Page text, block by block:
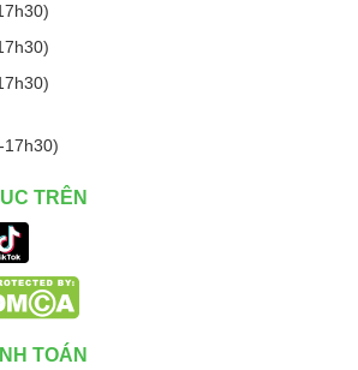
17h30)
TRÊN
TOÁN